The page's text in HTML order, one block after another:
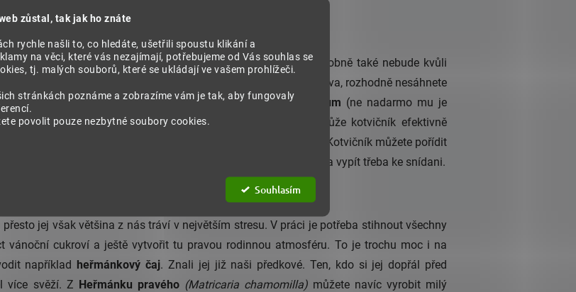
zůstal, tak jak ho znáte
rychle našli to, co hledáte, ušetřili spoustu klikání a
na věci, které vás nezajímají, potřebujeme od Vás souhlas se
tj. malých souborů, které se ukládají ve vašem prohlížeči.
stránkách poznáme a zobrazíme vám je tak, aby fungovaly
povolit pouze nezbytné soubory cookies.
Souhlasím
zrovna není kuchař, a louhovat si odvar z bylinek pravděpodobně také nebude kvůli
. Hledáte-li vhodný dárek pro příslušníka silnější poloviny lidstva, rozhodně nesáhnete
terrestris).Ten lze využít nejen jakopřírodní afrodiziakum (ne nadarmo mu je
kteří by rádi podpořili růst svalové hmoty. Pánům pomůže kotvičník efektivně
zmiňují také jeho
a plodnost. Kotvičník můžete pořídit
, který lze snadno a rychle rozmíchat v teplé nebo studené vodě a vypít třeba ke snídani.
jej však většina z nás tráví v největším stresu. V práci je potřeba stihnout všechny
vánoční cukroví a ještě vytvořit tu pravou rodinnou atmosféru. To je trochu moc i na
například heřmánkový čaj. Znali jej již naši předkové. Ten, kdo si jej dopřál před
více svěží. Z Heřmánku pravého (Matricaria chamomilla)můžete navíc vyrobit milý